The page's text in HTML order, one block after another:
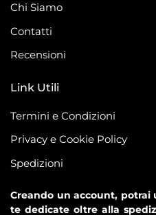
Chi Siamo
Contatti
Recensioni
Link Utili
Termini e Condizioni
Privacy e Cookie Policy
Spedizioni
Creando un account, potrai
te dedicate oltre alla